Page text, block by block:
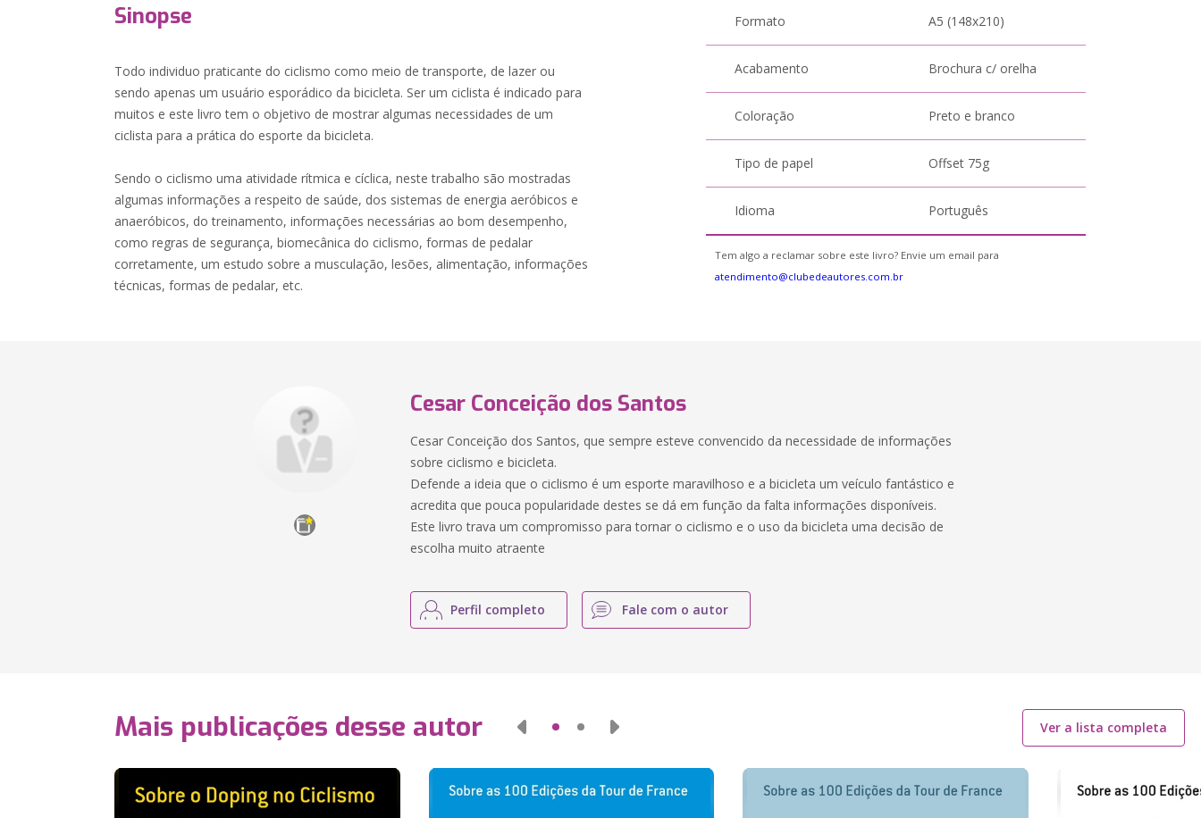
Sinopse
Todo individuo praticante do ciclismo como meio de transporte, de lazer ou
sendo apenas um usuário esporádico da bicicleta. Ser um ciclista é indicado para
muitos e este livro tem o objetivo de mostrar algumas necessidades de um
ciclista para a prática do esporte da bicicleta.
Sendo o ciclismo uma atividade rítmica e cíclica, neste trabalho são mostradas
algumas informações a respeito de saúde, dos sistemas de energia aeróbicos e
anaeróbicos, do treinamento, informações necessárias ao bom desempenho,
como regras de segurança, biomecânica do ciclismo, formas de pedalar
corretamente, um estudo sobre a musculação, lesões, alimentação, informações
técnicas, formas de pedalar, etc.
Formato A5 (148x210)
Acabamento Brochura c/ orelha
Coloração Preto e branco
Tipo de papel Offset 75g
Idioma Português
Tem algo a reclamar sobre este livro? Envie um email para
atendimento@clubedeautores.com.br
Cesar Conceição dos Santos
Cesar Conceição dos Santos, que sempre esteve convencido da necessidade de informações
sobre ciclismo e bicicleta.
Defende a ideia que o ciclismo é um esporte maravilhoso e a bicicleta um veículo fantástico e
acredita que pouca popularidade destes se dá em função da falta informações disponíveis.
Este livro trava um compromisso para tornar o ciclismo e o uso da bicicleta uma decisão de
escolha muito atraente
Perfil completo Fale com o autor
Mais publicações desse autor Ver a lista completa